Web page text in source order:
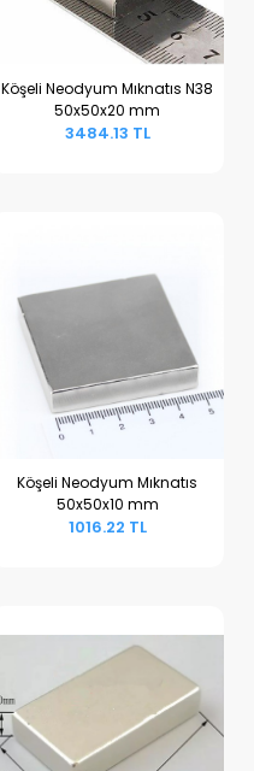
Sepete Ekle
Köşeli Neodyum Mıknatıs N38
50x50x20 mm
3484.13 TL
Sepete Ekle
Köşeli Neodyum Mıknatıs
50x50x10 mm
1016.22 TL